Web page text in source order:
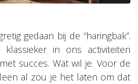
gedaan bij de “haringbak”.
in ons activiteiten
succes. Wat wil je. Voor de
al zou je het laten om dat